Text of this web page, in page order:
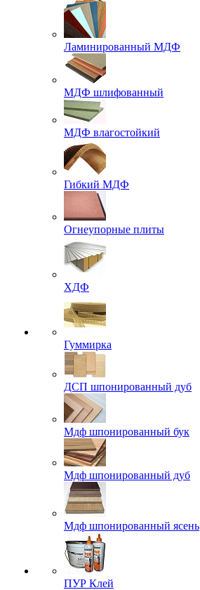
Ламинированный МДФ
МДФ шлифованный
МДФ влагостойкий
Гибкий МДФ
Огнеупорные плиты
ХДФ
Гуммирка
ДСП шпонированный дуб
Мдф шпонированный бук
Мдф шпонированный дуб
Мдф шпонированный ясень
ПУР Клей